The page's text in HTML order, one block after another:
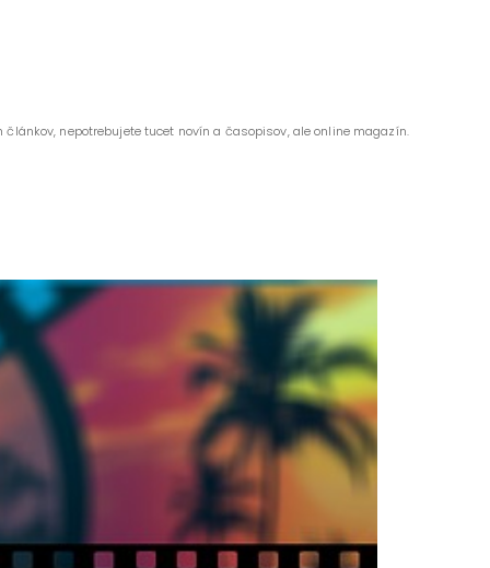
nepotrebujete tucet novín a časopisov, ale online magazín.